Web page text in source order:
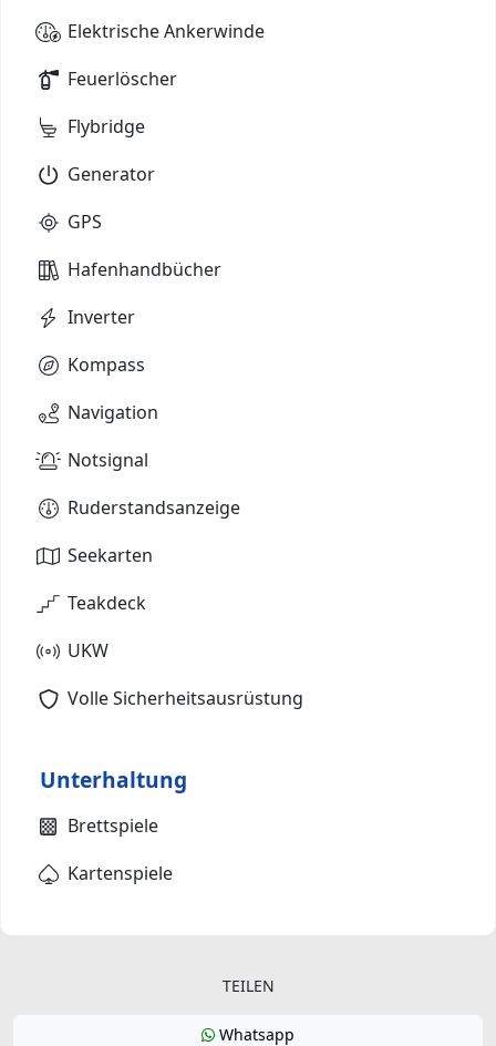
Elektrische Ankerwinde
Feuerlöscher
Flybridge
Generator
GPS
Hafenhandbücher
Inverter
Kompass
Navigation
Notsignal
Ruderstandsanzeige
Seekarten
Teakdeck
UKW
Volle Sicherheitsausrüstung
Unterhaltung
Brettspiele
Kartenspiele
TEILEN
Whatsapp